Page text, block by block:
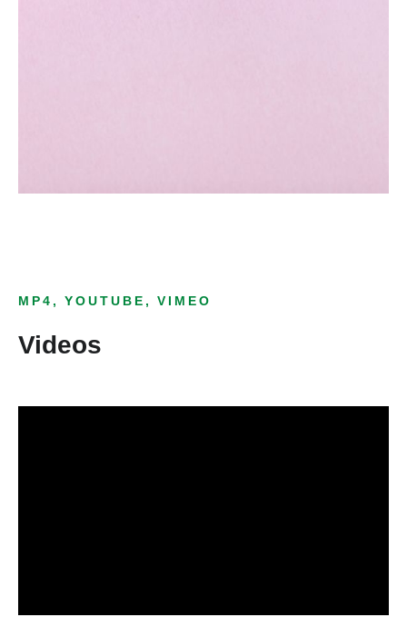
MP4, YOUTUBE, VIMEO
Videos